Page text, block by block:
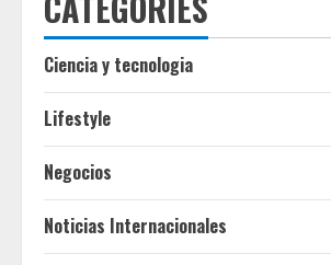
Ciencia y tecnologia
Lifestyle
Negocios
Noticias Internacionales